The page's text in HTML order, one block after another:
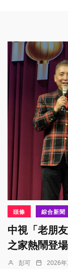
頭條 綜合新聞
中視「老朋
之家熱鬧登場
彭可 2026年